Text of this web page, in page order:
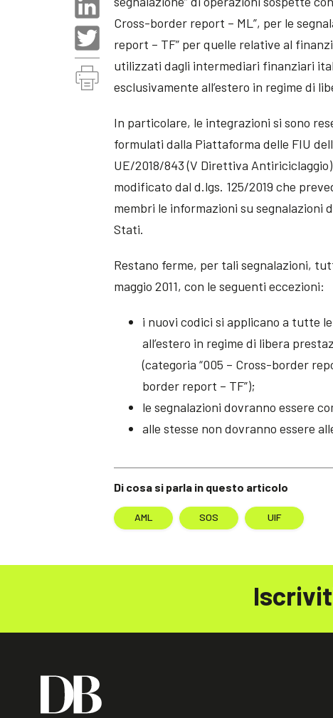
Di cosa si parla in questo articolo
AML SOS UIF
Cross-border report – ML”, per le
report – TF” per quelle relative al
utilizzati dagli intermediari finanziari
esclusivamente all’estero in regime di
In particolare, le integrazioni si sono
formulati dalla Piattaforma delle FIU
UE/2018/843 (V Direttiva
modificato dal d.lgs. 125/2019 che
membri le informazioni su
Stati.
Restano ferme, per tali segnalazioni,
maggio 2011, con le seguenti eccezioni:
i nuovi codici si applicano a tutte
all’estero in regime di libera
(categoria “005 – Cross-border
border report – TF”);
le segnalazioni dovranno essere
alle stesse non dovranno essere